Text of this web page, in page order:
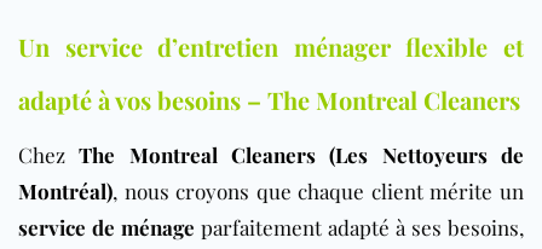
Un service d’entretien ménager flexible et
adapté à vos besoins – The Montreal Cleaners
ChezThe Montreal Cleaners (Les Nettoyeurs de
Montréal), nous croyons que chaque client mérite un
service de ménage parfaitement adapté à ses besoins,